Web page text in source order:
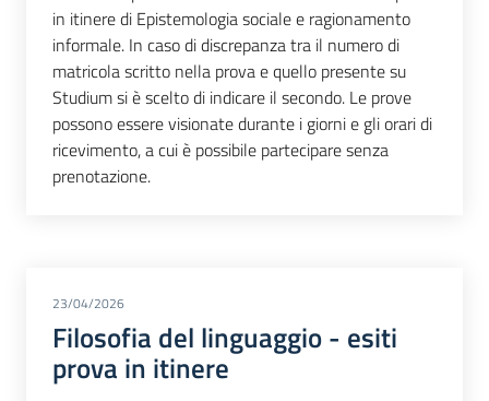
in itinere di Epistemologia sociale e ragionamento
informale. In caso di discrepanza tra il numero di
matricola scritto nella prova e quello presente su
Studium si è scelto di indicare il secondo. Le prove
possono essere visionate durante i giorni e gli orari di
ricevimento, a cui è possibile partecipare senza
prenotazione.
23/04/2026
Filosofia del linguaggio - esiti
prova in itinere